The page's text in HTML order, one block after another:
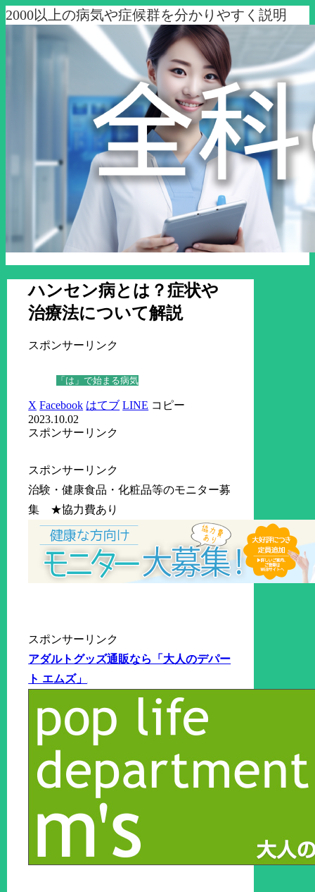
2000以上の病気や症候群を分かりやすく説明
ハンセン病とは？症状や
治療法について解説
スポンサーリンク
「は」で始まる病気
X Facebook はてブ LINE コピー
2023.10.02
スポンサーリンク
スポンサーリンク
治験・健康食品・化粧品等のモニター募
集 ★協力費あり
スポンサーリンク
アダルトグッズ通販なら「大人のデパー
ト エムズ」